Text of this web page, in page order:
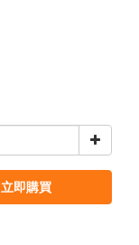
立即購買